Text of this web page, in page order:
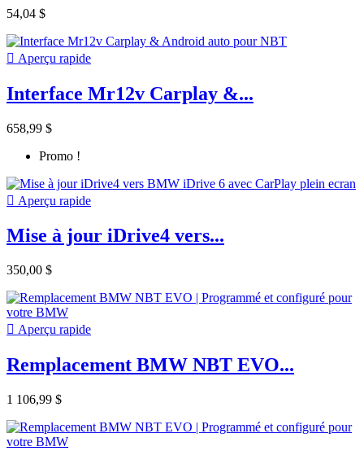
54,04 $
 Aperçu rapide
Interface Mr12v Carplay &...
658,99 $
Promo !
 Aperçu rapide
Mise à jour iDrive4 vers...
350,00 $
 Aperçu rapide
Remplacement BMW NBT EVO...
1 106,99 $